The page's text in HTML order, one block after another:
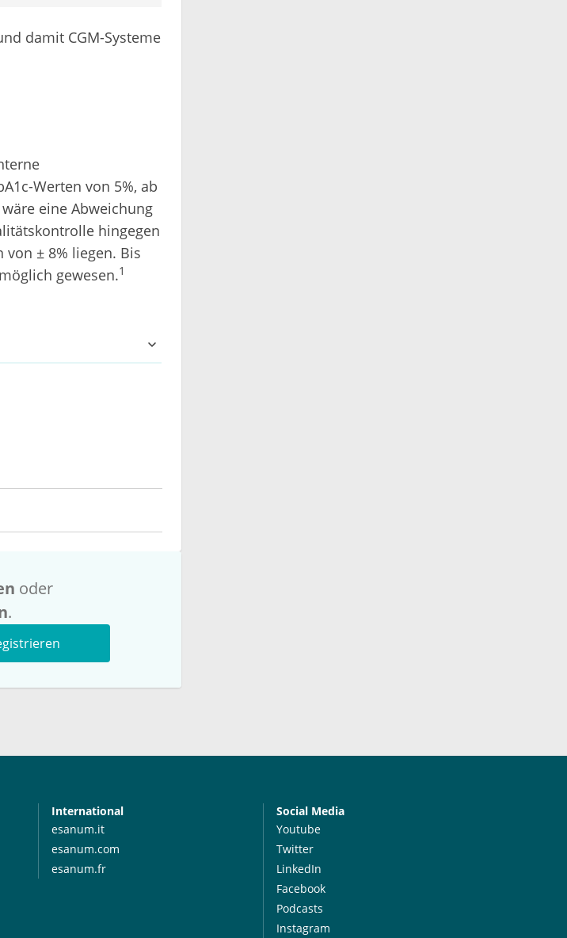
damit CGM-Systeme
Werten von 5%, ab
eine Abweichung
hingegen
von ± 8% liegen. Bis
gewesen.1
oder
.
International
esanum.it
esanum.com
esanum.fr
Social Media
Youtube
Twitter
LinkedIn
Facebook
Podcasts
Instagram